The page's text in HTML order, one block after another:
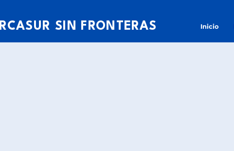
SIN FRONTERAS Inicio